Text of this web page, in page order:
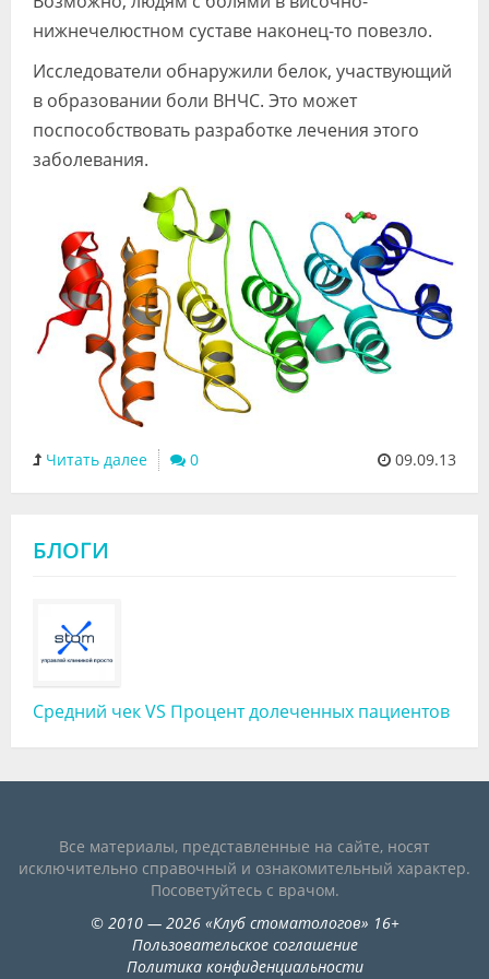
Форум
Клиники
Специалисты
Блоги
Лаборатории
нижнечелюстном суставе наконец-то повезло.
Исследователи обнаружили белок, участвующий
в образовании боли ВНЧС. Это может
поспособствовать разработке лечения этого
заболевания.
Читать далее 0 09.09.13
БЛОГИ
Средний чек VS Процент долеченных пациентов
Все материалы, представленные на сайте, носят
исключительно справочный и ознакомительный характер.
Посоветуйтесь с врачом.
© 2010— 2026«Клуб стоматологов» 16+
Пользовательское соглашение
Политика конфиденциальности